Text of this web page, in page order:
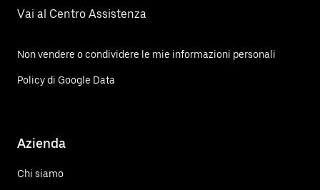
Vai al Centro Assistenza
Non vendere o condividere le mie informazioni personali
Policy di Google Data
Azienda
Chi siamo